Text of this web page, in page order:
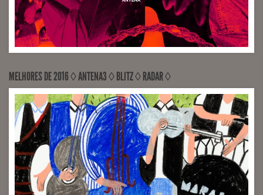
VOCALS RECORDINGS Universal Music (Engineer João
Martins)
MELHORES DE 2016 ◊ ANTENA3 ◊ BLITZ ◊ RADAR ◊